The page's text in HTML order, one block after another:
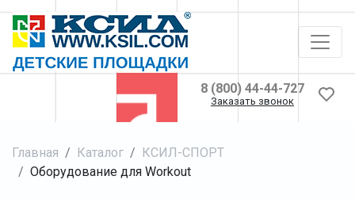
8 (800) 44-44-727
Заказать звонок
Главная Каталог
КСИЛ-СПОРТ
Оборудование для Workout